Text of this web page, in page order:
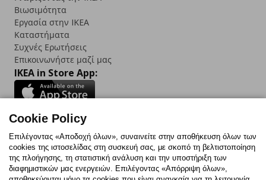
Βιωσιμότητα
Εργασία στην IKEA
Καταστήματα
Συχνές Ερωτήσεις
Επικοινωνήστε μαζί μας
IKEA in Store App:
Follow us:
FacebookInstagram
TikTokYoutubePinterestTwitter
Cookie Policy
Επιλέγοντας «Αποδοχή όλων», συναινείτε στην αποθήκευση όλων των
cookies της ιστοσελίδας στη συσκευή σας, με σκοπό τη βελτιστοποίηση
της πλοήγησης, τη στατιστική ανάλυση και την υποστήριξη των
διαφημιστικών μας ενεργειών. Επιλέγοντας «Απόρριψη όλων»,